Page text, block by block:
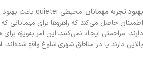
بهبود تجربه مهمانان: محیطی
باعث
اطمینان حاصل می‌کند که راهروها برای مهمانانی
دارند، مزاحمتی ایجاد نمی‌کنند. این امر به‌ویژه
بالایی دارند یا در مناطق شهری شلوغ واقع